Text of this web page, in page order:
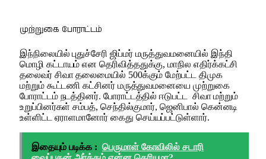
முற்றுகை போராட்டம்
இந்நிலையில் புதுச்சேரி ஜிப்மர் மருத்துவமனையில் இந்தி
மொழி கட்டாயம் என தெரிவித்ததுக்கு, மாநில எதிர்க்கட்சி
தலைவர் சிவா தலைமையில் 500க்கும் மேற்பட்ட திமுக
மற்றும் கூட்டணி கட்சினர் மருத்துவமனையை முற்றுகை
போராட்டம் நடத்தினர். போராட்டத்தில் ஈடுபட்ட சிவா மற்றும்
உறுப்பினர்கள் சம்பத், செந்தில்குமார், ஜெனிபால் கென்னடி
உள்ளிட்ட ஏராளமானோர் கைது செய்யப்பட்டுள்ளார்.
இதையும் படிக்க : பெருமாள் கோவிலில் சடாரி